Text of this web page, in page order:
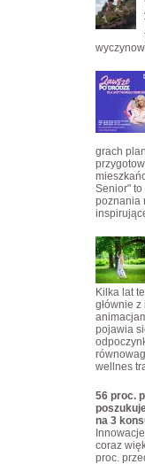
grach
Senior"
poznania
Kilka lat
głównie
pojawia
wellnes
56 proc.
na 3
coraz
proc.